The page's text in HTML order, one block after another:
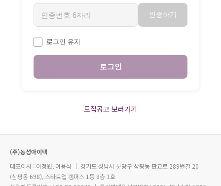
인증하기
로그인 유지
로그인
모집공고 보러가기
(주)동성아이텍
대표이사 : 이정원, 이용석 ｜ 경기도 성남시 분당구 삼평동 판교로 289번길 20
(삼평동 698), 스타트업 캠퍼스 1동 8층 1호